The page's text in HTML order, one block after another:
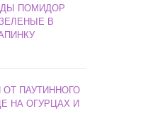
ПОМИДОР
В
ПАУТИННОГО
НА ОГУРЦАХ И